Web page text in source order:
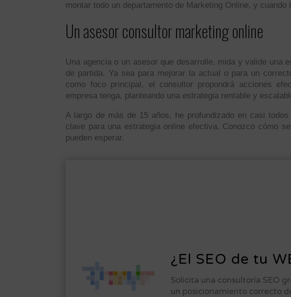
montar todo un departamento de Marketing Online, y cuando
Un asesor consultor marketing online
Una agencia o un asesor que desarrolle, mida y valide una
de partida. Ya sea para mejorar la actual o para un
como foco principal, el consultor propondrá acciones
empresa tenga, planteando una estrategia rentable y
A largo de más de 15 años, he profundizado en casi
clave para una estrategia online efectiva. Conozco cómo
pueden esperar.
¿El SEO de tu
Solicita una consultoría SEO
un posicionamiento correcto